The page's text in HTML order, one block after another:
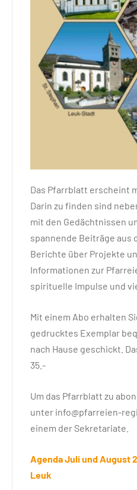
Das Pfarrblatt erscheint
Darin zu finden sind
mit den Gedächtnissen
spannende Beiträge aus
Berichte über Projekte
Informationen zur
spirituelle Impulse und
Mit einem Abo erhalten
gedrucktes Exemplar
nach Hause geschickt.
35.-
Um das Pfarrblatt zu
unter info@pfarreien-
einem der Sekretariate.
Agenda Juli und August
Leuk